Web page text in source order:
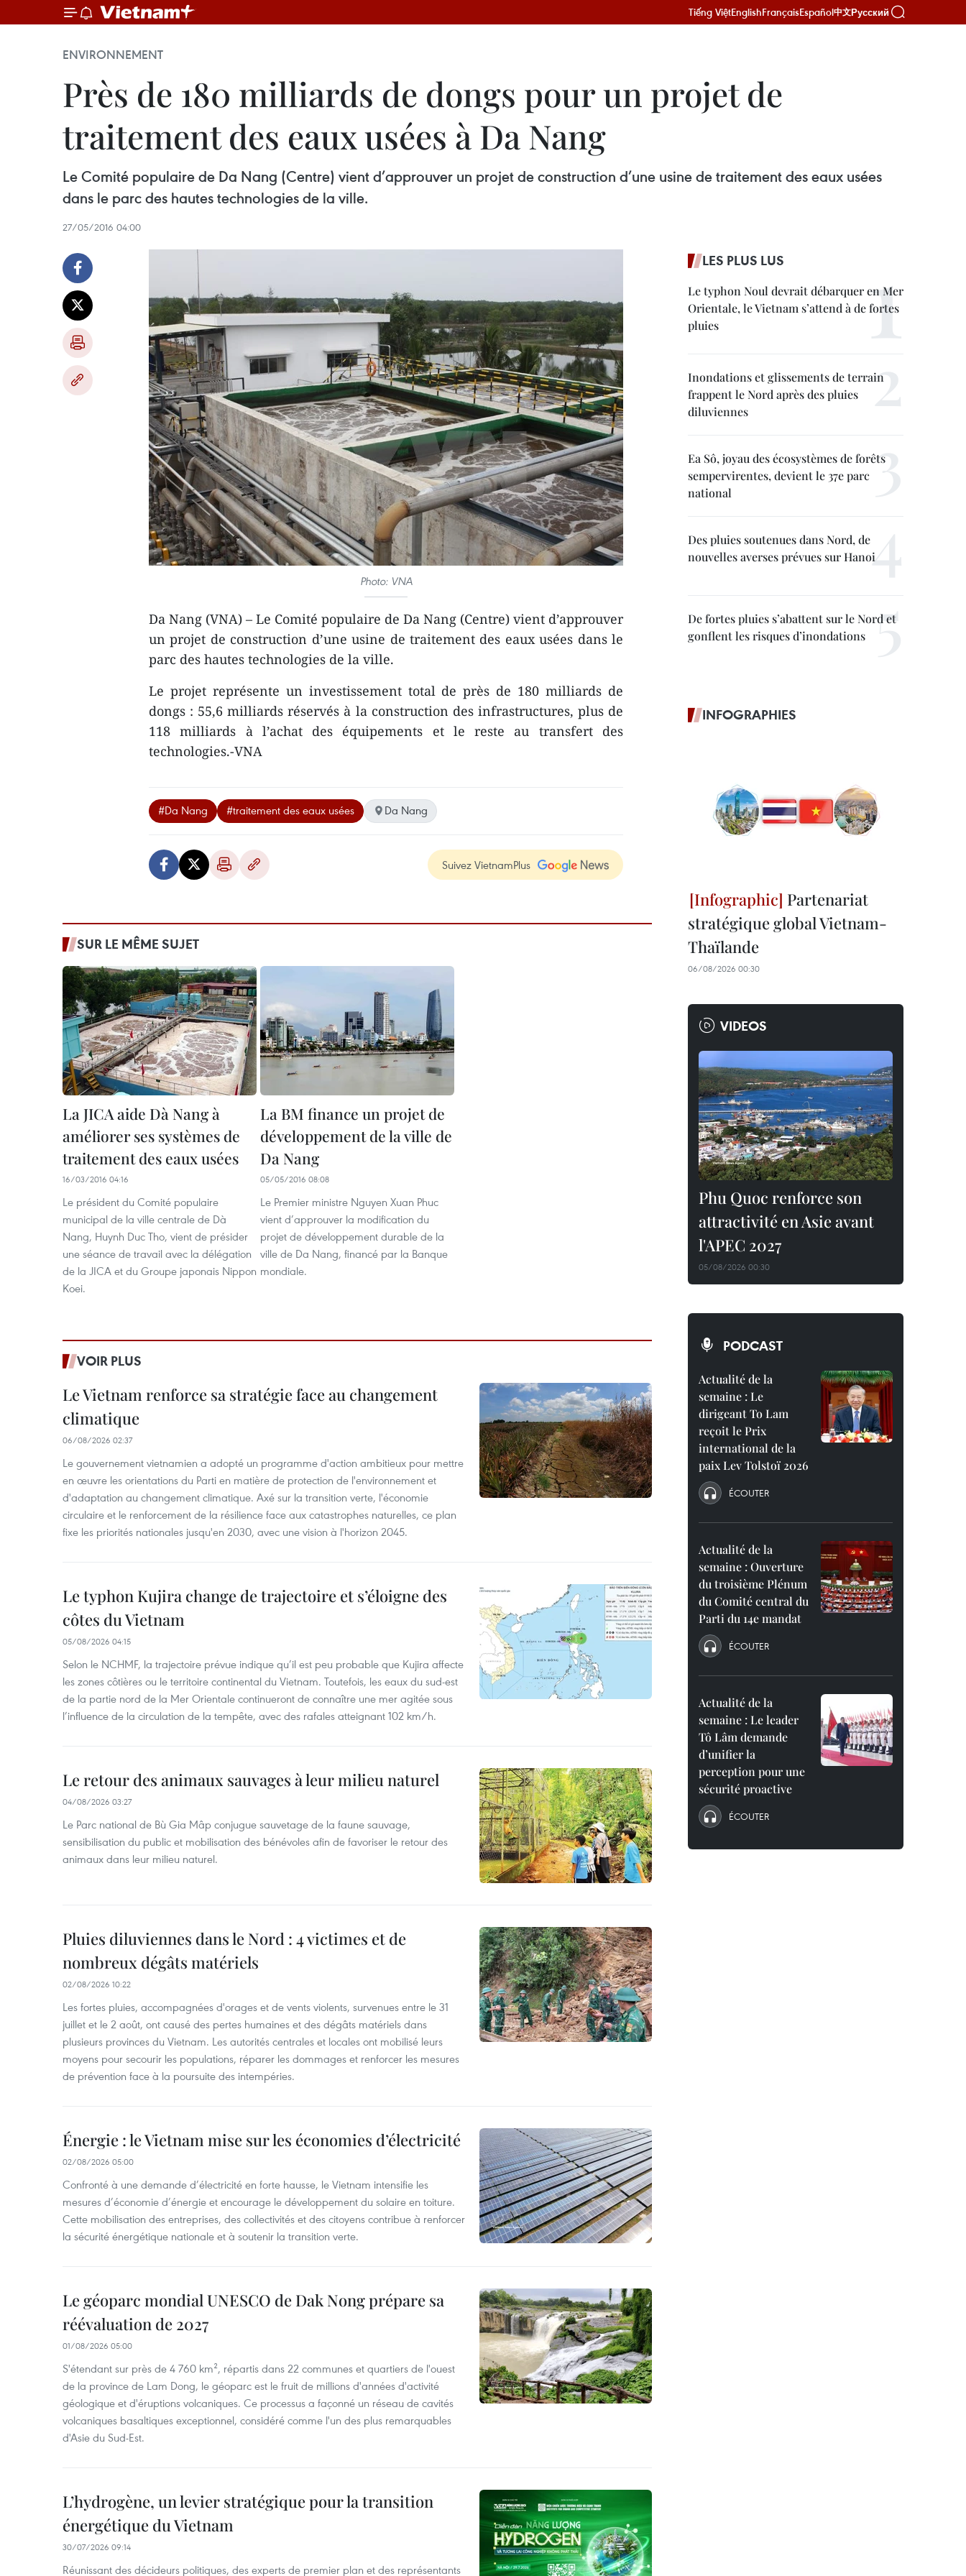
Tiếng ViệtEnglishFrançaisEspañol中文Русский
ENVIRONNEMENT
Près de 180 milliards de dongs pour un projet de
traitement des eaux usées à Da Nang
Le Comité populaire de Da Nang (Centre) vient d’approuver un projet de construction d’une usine de traitement des eaux usées
dans le parc des hautes technologies de la ville.
27/05/2016 04:00
Photo: VNA
Da Nang (VNA) – Le Comité populaire de Da Nang (Centre) vient d’approuver
un projet de construction d’une usine de traitement des eaux usées dans le
parc des hautes technologies de la ville.
Le projet représente un investissement total de près de 180 milliards de
dongs : 55,6 milliards réservés à la construction des infrastructures, plus de
118 milliards à l’achat des équipements et le reste au transfert des
technologies.-VNA
#Da Nang #traitement des eaux usées Da Nang
Suivez VietnamPlus
SUR LE MÊME SUJET
La JICA aide Dà Nang à
améliorer ses systèmes de
traitement des eaux usées
16/03/2016 04:16
Le président du Comité populaire
municipal de la ville centrale de Dà
Nang, Huynh Duc Tho, vient de présider
une séance de travail avec la délégation
de la JICA et du Groupe japonais Nippon
Koei.
La BM finance un projet de
développement de la ville de
Da Nang
05/05/2016 08:08
Le Premier ministre Nguyen Xuan Phuc
vient d’approuver la modification du
projet de développement durable de la
ville de Da Nang, financé par la Banque
mondiale.
VOIR PLUS
Le Vietnam renforce sa stratégie face au changement
climatique
06/08/2026 02:37
Le gouvernement vietnamien a adopté un programme d'action ambitieux pour mettre
en œuvre les orientations du Parti en matière de protection de l'environnement et
d'adaptation au changement climatique. Axé sur la transition verte, l'économie
circulaire et le renforcement de la résilience face aux catastrophes naturelles, ce plan
fixe les priorités nationales jusqu'en 2030, avec une vision à l'horizon 2045.
Le typhon Kujira change de trajectoire et s’éloigne des
côtes du Vietnam
05/08/2026 04:15
Selon le NCHMF, la trajectoire prévue indique qu’il est peu probable que Kujira affecte
les zones côtières ou le territoire continental du Vietnam. Toutefois, les eaux du sud-est
de la partie nord de la Mer Orientale continueront de connaître une mer agitée sous
l’influence de la circulation de la tempête, avec des rafales atteignant 102 km/h.
Le retour des animaux sauvages à leur milieu naturel
04/08/2026 03:27
Le Parc national de Bù Gia Mâp conjugue sauvetage de la faune sauvage,
sensibilisation du public et mobilisation des bénévoles afin de favoriser le retour des
animaux dans leur milieu naturel.
Pluies diluviennes dans le Nord : 4 victimes et de
nombreux dégâts matériels
02/08/2026 10:22
Les fortes pluies, accompagnées d'orages et de vents violents, survenues entre le 31
juillet et le 2 août, ont causé des pertes humaines et des dégâts matériels dans
plusieurs provinces du Vietnam. Les autorités centrales et locales ont mobilisé leurs
moyens pour secourir les populations, réparer les dommages et renforcer les mesures
de prévention face à la poursuite des intempéries.
Énergie : le Vietnam mise sur les économies d’électricité
02/08/2026 05:00
Confronté à une demande d’électricité en forte hausse, le Vietnam intensifie les
mesures d’économie d’énergie et encourage le développement du solaire en toiture.
Cette mobilisation des entreprises, des collectivités et des citoyens contribue à renforcer
la sécurité énergétique nationale et à soutenir la transition verte.
Le géoparc mondial UNESCO de Dak Nong prépare sa
réévaluation de 2027
01/08/2026 05:00
S'étendant sur près de 4 760 km², répartis dans 22 communes et quartiers de l'ouest
de la province de Lam Dong, le géoparc est le fruit de millions d'années d'activité
géologique et d'éruptions volcaniques. Ce processus a façonné un réseau de cavités
volcaniques basaltiques exceptionnel, considéré comme l'un des plus remarquables
d'Asie du Sud-Est.
L’hydrogène, un levier stratégique pour la transition
énergétique du Vietnam
30/07/2026 09:14
Réunissant des décideurs politiques, des experts de premier plan et des représentants
LES PLUS LUS
Le typhon Noul devrait débarquer en Mer
Orientale, le Vietnam s’attend à de fortes
pluies
Inondations et glissements de terrain
frappent le Nord après des pluies
diluviennes
Ea Sô, joyau des écosystèmes de forêts
sempervirentes, devient le 37e parc
national
Des pluies soutenues dans Nord, de
nouvelles averses prévues sur Hanoi
De fortes pluies s’abattent sur le Nord et
gonflent les risques d’inondations
INFOGRAPHIES
Partenariat
stratégique global Vietnam-
Thaïlande
06/08/2026 00:30
VIDEOS
Phu Quoc renforce son
attractivité en Asie avant
l'APEC 2027
05/08/2026 00:30
PODCAST
Actualité de la
semaine : Le
dirigeant To Lam
reçoit le Prix
international de la
paix Lev Tolstoï 2026
ÉCOUTER
Actualité de la
semaine : Ouverture
du troisième Plénum
du Comité central du
Parti du 14e mandat
ÉCOUTER
Actualité de la
semaine : Le leader
Tô Lâm demande
d’unifier la
perception pour une
sécurité proactive
ÉCOUTER